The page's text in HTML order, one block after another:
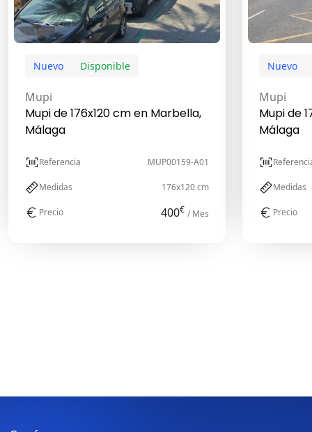
Nuevo Disponible
Mupi
Mupi de 176x120 cm en Marbella,
Málaga
Referencia MUP00159-A01
Medidas 176x120 cm
Precio 400€ / Mes
Nuevo
Mupi
Mupi de
Málaga
Medidas
Precio